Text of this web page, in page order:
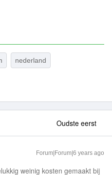
nederland
Oudste eerst
Forum|Forum|6 years ago
weinig kosten gemaakt bij